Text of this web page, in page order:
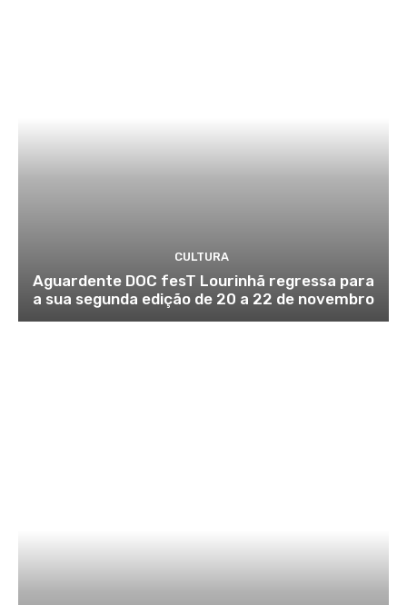
CULTURA
Aguardente DOC fesT Lourinhã regressa para
a sua segunda edição de 20 a 22 de novembro